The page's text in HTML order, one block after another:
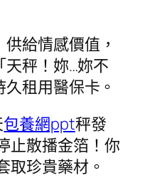
給情感價值，
天秤！妳…妳不
租用醫保卡。
包養網ppt秤發
止散播金箔！你
取珍貴藥材。